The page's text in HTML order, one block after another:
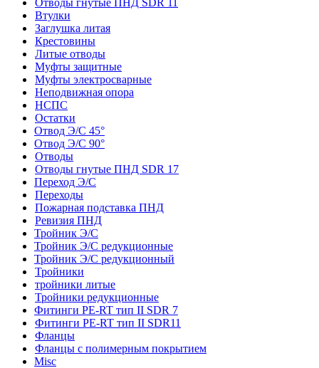
Отводы гнутые ПНД SDR 11
Втулки
Заглушка литая
Крестовины
Литые отводы
Муфты защитные
Муфты электросварные
Неподвижная опора
НСПС
Остатки
Отвод Э/С 45°
Отвод Э/С 90°
Отводы
Отводы гнутые ПНД SDR 17
Переход Э/С
Переходы
Пожарная подставка ПНД
Ревизия ПНД
Тройник Э/С
Тройник Э/С редукционные
Тройник Э/С редукционный
Тройники
тройники литые
Тройники редукционные
Фитинги PE-RT тип II SDR 7
Фитинги PE-RT тип II SDR11
Фланцы
Фланцы с полимерным покрытием
Misc